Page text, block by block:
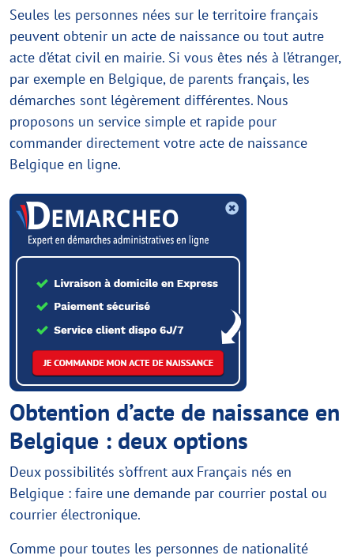
Seules les personnes nées sur le territoire français
peuvent obtenir un acte de naissance ou tout autre
acte d’état civil en mairie. Si vous êtes nés à l’étranger,
par exemple en Belgique, de parents français, les
démarches sont légèrement différentes. Nous
proposons un service simple et rapide pour
commander directement votre acte de naissance
Belgique en ligne.
Obtention d’acte de naissance en
Belgique : deux options
Deux possibilités s’offrent aux Français nés en
Belgique : faire une demande par courrier postal ou
courrier électronique.
Comme pour toutes les personnes de nationalité